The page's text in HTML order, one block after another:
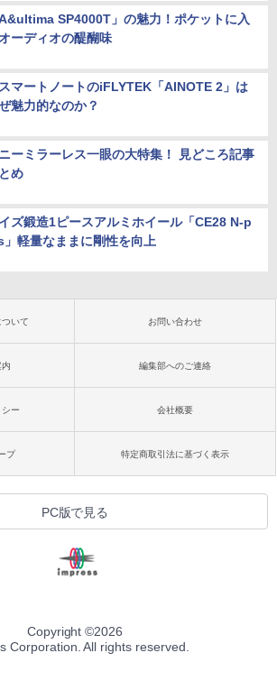
A&ultima SP4000T」の魅力！ポケットに入
ーディオの醍醐味
マートノートのiFLYTEK「AINOTE 2」は
魅力的なのか？
ーミラーレス一眼の大特集！ 見どころ記事
め
ズ鍛造1ピースアルミホイール「CE28 N-p
」軽量なままに剛性を向上
いて お問い合わせ
編集部へのご連絡
ー 会社概要
プ 特定商取引法に基づく表示
PC版で見る
Copyright ©2026
Corporation. All rights reserved.